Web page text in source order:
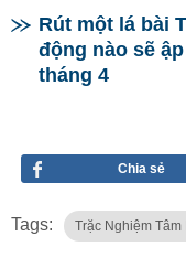
Rút một lá bài
động nào sẽ
tháng 4
Chia sẻ
Tags: Trặc Nghiệm Tâm